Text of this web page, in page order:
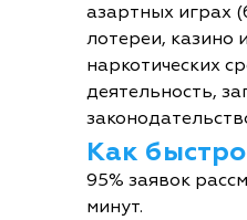
азартных играх
лотереи, казино
наркотических
деятельность,
Как
95% заявок
минут.